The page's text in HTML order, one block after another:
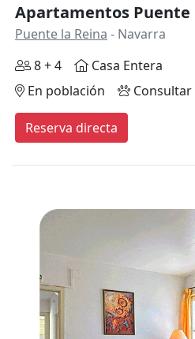
Apartamentos Puente
Puente la Reina - Navarra
8 + 4
Casa Entera
En población
Consultar
Reserva directa